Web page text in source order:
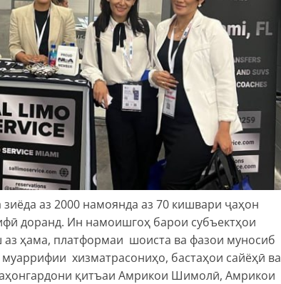
аз 2000 намоянда аз 70 кишвари ҷаҳон
доранд. Ин намоишгоҳ барои субъектҳои
ҳама, платформаи шоиста ва фазои муносиб
хизматрасониҳо, бастаҳои сайёҳӣ ва
қитъаи Амрикои Шимолӣ, Амрикои